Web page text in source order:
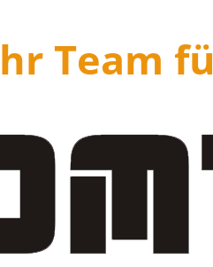
Team